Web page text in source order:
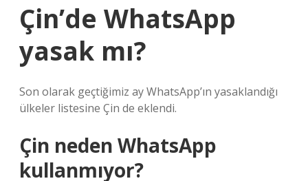
Çin’de WhatsApp
yasak mı?
Son olarak geçtiğimiz ay WhatsApp’ın yasaklandığı
ülkeler listesine Çin de eklendi.
Çin neden WhatsApp
kullanmıyor?